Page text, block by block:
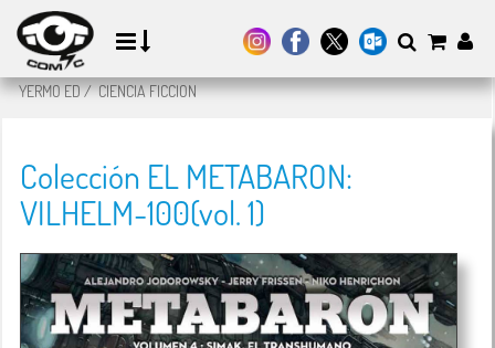
YERMO ED/CIENCIA FICCION
Colección EL METABARON:
VILHELM-100(vol. 1)